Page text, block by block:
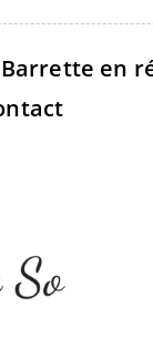
Barrette en